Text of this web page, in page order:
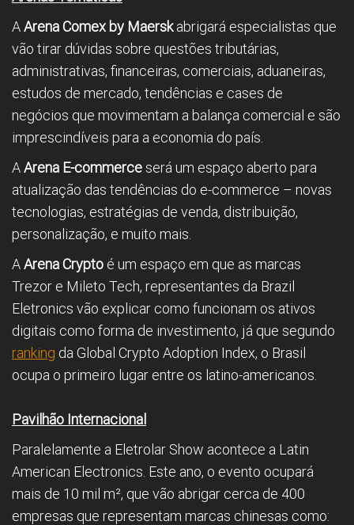
AArena Comex by Maerskabrigará especialistas que
vão tirar dúvidas sobre questões tributárias,
administrativas, financeiras, comerciais, aduaneiras,
estudos de mercado, tendências e cases de
negócios que movimentam a balança comercial e são
imprescindíveis para a economia do país.
AArena E-commerce será um espaço aberto para
atualização das tendências do e-commerce – novas
tecnologias, estratégias de venda, distribuição,
personalização, e muito mais.
AArena Crypto é um espaço em que as marcas
Trezor e Mileto Tech, representantes da Brazil
Eletronics vão explicar como funcionam os ativos
digitais como forma de investimento, já que segundo
ranking da Global Crypto Adoption Index, o Brasil
ocupa o primeiro lugar entre os latino-americanos.
Pavilhão Internacional
Paralelamente a Eletrolar Show acontece a Latin
American Electronics. Este ano, o evento ocupará
mais de 10 mil m², que vão abrigar cerca de 400
empresas que representam marcas chinesas como: